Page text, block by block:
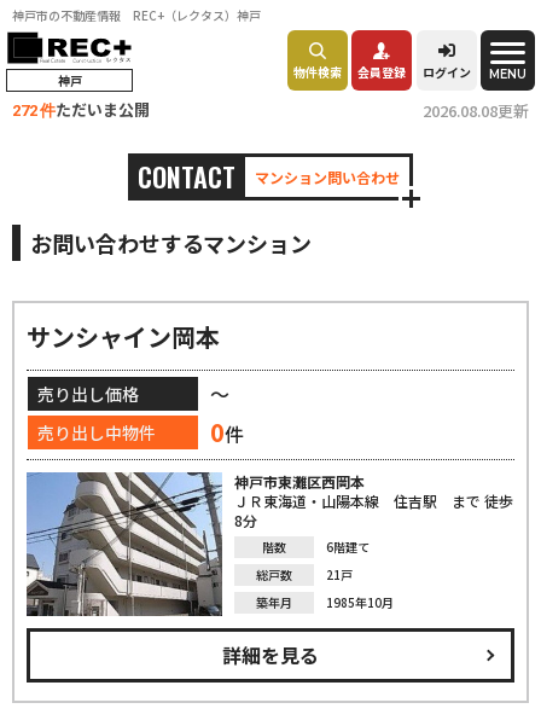
神戸市の不動産情報 REC+（レクタス）神戸
神戸 物件検索 会員登録 ログイン MENU
272 件ただいま公開 2026.08.08更新
CONTACT マンション問い合わせ
お問い合わせするマンション
サンシャイン岡本
売り出し価格 ～
売り出し中物件 0件
神戸市東灘区西岡本
ＪＲ東海道・山陽本線 住吉駅 まで 徒歩
8分
階数
6階建て
総戸数
21戸
築年月
1985年10月
詳細を見る